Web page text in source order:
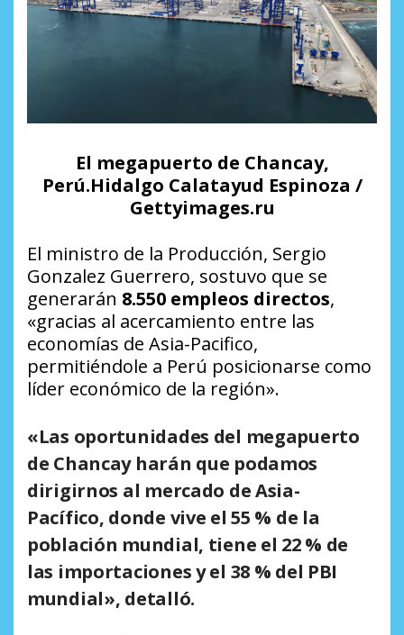
El megapuerto de Chancay,
Perú.Hidalgo Calatayud Espinoza /
Gettyimages.ru
El ministro de la Producción, Sergio
Gonzalez Guerrero, sostuvo que se
generarán 8.550 empleos directos,
«gracias al acercamiento entre las
economías de Asia-Pacifico,
permitiéndole a Perú posicionarse como
líder económico de la región».
«Las oportunidades del megapuerto
de Chancay harán que podamos
dirigirnos al mercado de Asia-
Pacífico, donde vive el 55 % de la
población mundial, tiene el 22 % de
las importaciones y el 38 % del PBI
mundial», detalló.